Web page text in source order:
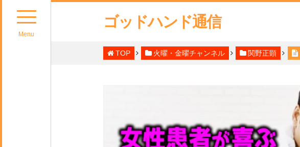
Menu
ゴッドハンド通信
TOP 火曜・金曜チャンネル 関野正顕